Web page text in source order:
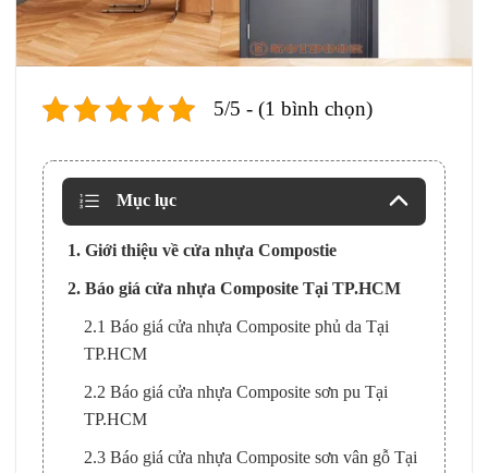
5/5 - (1 bình chọn)
Mục lục
1. Giới thiệu về cửa nhựa Compostie
2. Báo giá cửa nhựa Composite Tại TP.HCM
2.1 Báo giá cửa nhựa Composite phủ da Tại
TP.HCM
2.2 Báo giá cửa nhựa Composite sơn pu Tại
TP.HCM
2.3 Báo giá cửa nhựa Composite sơn vân gỗ Tại